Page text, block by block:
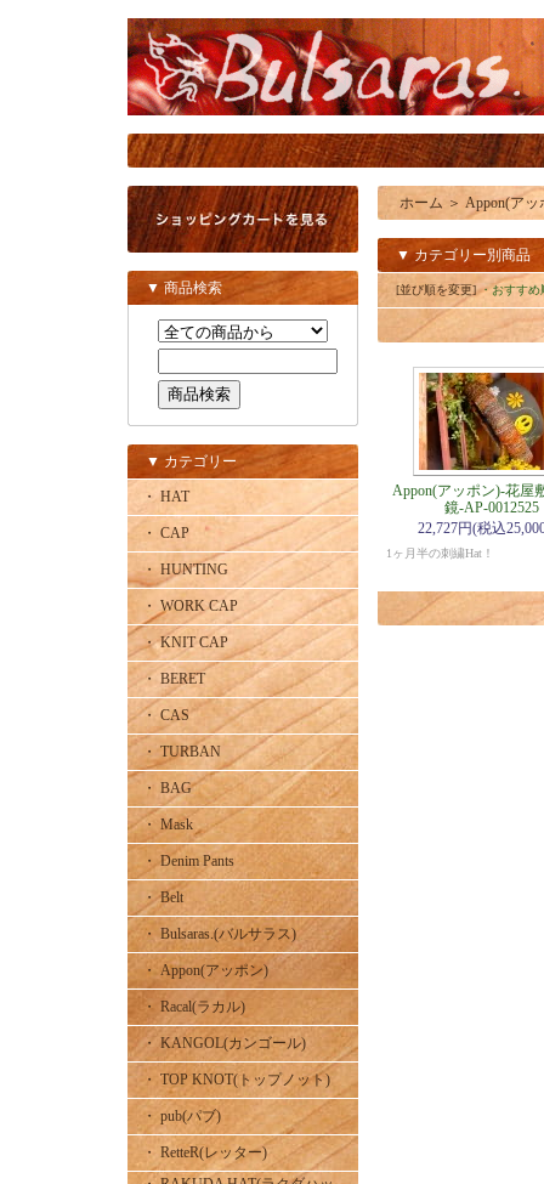
▼ 商品検索
▼ カテゴリー
・ HAT
・ CAP
・ HUNTING
・ WORK CAP
・ KNIT CAP
・ BERET
・ CAS
・ TURBAN
・ BAG
・ Mask
・ Denim Pants
・ Belt
・ Bulsaras.(バルサラス)
・ Appon(アッポン)
・ Racal(ラカル)
・ KANGOL(カンゴール)
・ TOP KNOT(トップノット)
・ pub(パブ)
・ RetteR(レッター)
ホーム ＞ Appon(アッ
▼ カテゴリー別商品
[並び順を変更]・おすすめ
Appon(アッポン)-花屋
鏡-AP-0012525
22,727円(税込
1ヶ月半の刺繍Hat！